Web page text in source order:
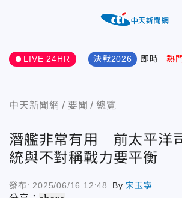
LIVE 24HR 決戰2026 即時 熱
中天新聞網 要聞 總覽
潛艦非常有用 前太平洋
統與不對稱戰力要平衡
發布: 2025/06/16 12:48 By 宋玉寧